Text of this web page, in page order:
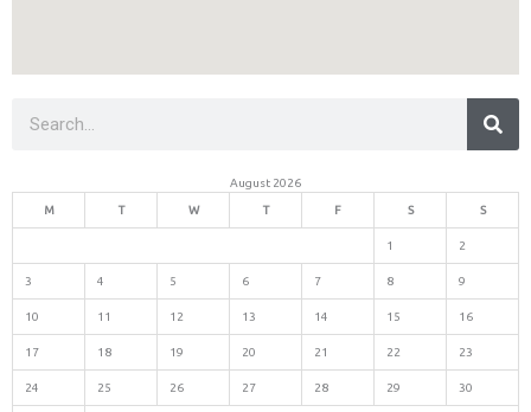
August 2026
M T W T F S S
1 2
3 4 5 6 7 8 9
10 11 12 13 14 15 16
17 18 19 20 21 22 23
24 25 26 27 28 29 30